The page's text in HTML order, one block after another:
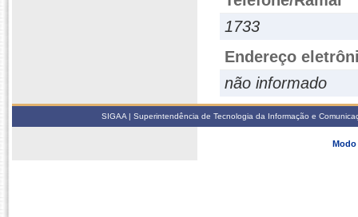
1733
Endereço
não informado
SIGAA | Superintendência de Tecnologia da Informação e
Modo